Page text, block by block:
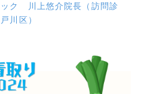
ク 川上悠介院長（訪問診
川区）